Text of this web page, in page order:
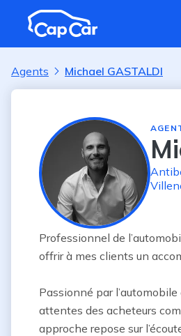
Aller au contenu principal
Agents Michael GASTALDI
Professionnel de
offrir à mes clients un
Passionné par
attentes des acheteurs
approche repose sur